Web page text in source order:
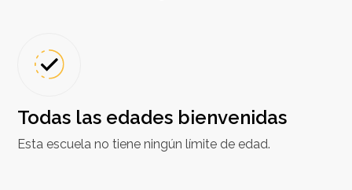
Todas las edades bienvenidas
Esta escuela no tiene ningún límite de edad.